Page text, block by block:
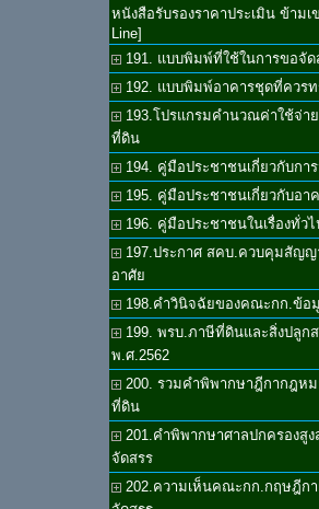
หนังสือรับรองราคาประเมิน ข้ามเ
Line]
191. แบบพิมพ์ที่ใช้ในการขอจั
192. แบบพิมพ์อาคารชุดที่ควรท
193.โปรแกรมคำนวณค่าใช้จ่า
ที่ดิน
194. คู่มือประชาชนเกี่ยวกับกา
195. คู่มือประชาชนเกี่ยวกับอา
196. คู่มือประชาชนในเรื่องทั่วไ
197.ประกาศ สคบ.ควบคุมสัญญ
อาศัย
198.คำวินิจฉัยของคณะกก.ข้อ
199. พรบ.ภาษีที่ดินและสิ่งปลูกส
พ.ศ.2562
200. รวมคำพิพากษาฎีกากฎห
ที่ดิน
201.คำพิพากษาศาลปกครองสูง
จัดสรร
202.ความเห็นคณะกก.กฤษฎีกา